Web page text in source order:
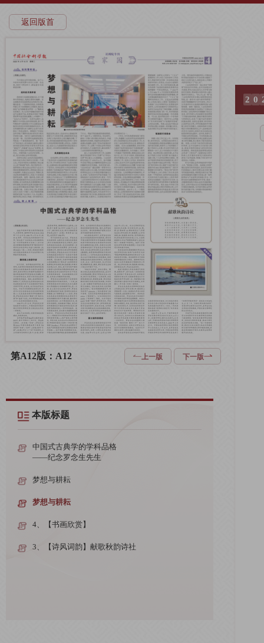
返回版首
第A12版：A12 上一版 下一版
本版标题
中国式古典学的学科品格
——纪念罗念生先生
梦想与耕耘
梦想与耕耘
4、【书画欣赏】
3、【诗风词韵】献歌秋韵诗社
2 0